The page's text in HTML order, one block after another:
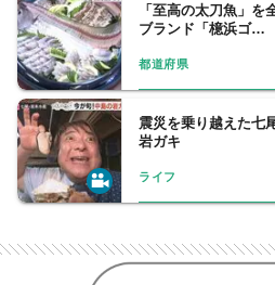
「至高の太刀魚」
ブランド「檍浜ゴ…
都道府県
震災を乗り越えた七
岩ガキ
ライフ